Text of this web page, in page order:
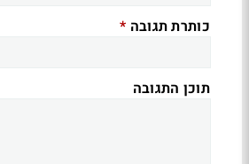
כותרת תגובה *
תוכן התגובה